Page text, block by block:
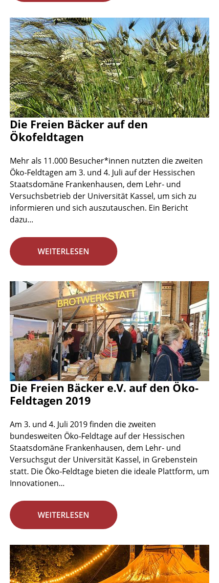
Die Freien Bäcker auf den
Ökofeldtagen
Mehr als 11.000 Besucher*innen nutzten die zweiten
Öko-Feldtagen am 3. und 4. Juli auf der Hessischen
Staatsdomäne Frankenhausen, dem Lehr- und
Versuchsbetrieb der Universität Kassel, um sich zu
informieren und sich auszutauschen. Ein Bericht
dazu...
WEITERLESEN
Die Freien Bäcker e.V. auf den Öko-
Feldtagen 2019
Am 3. und 4. Juli 2019 finden die zweiten
bundesweiten Öko-Feldtage auf der Hessischen
Staatsdomäne Frankenhausen, dem Lehr- und
Versuchsgut der Universität Kassel, in Grebenstein
statt. Die Öko-Feldtage bieten die ideale Plattform, um
Innovationen...
WEITERLESEN